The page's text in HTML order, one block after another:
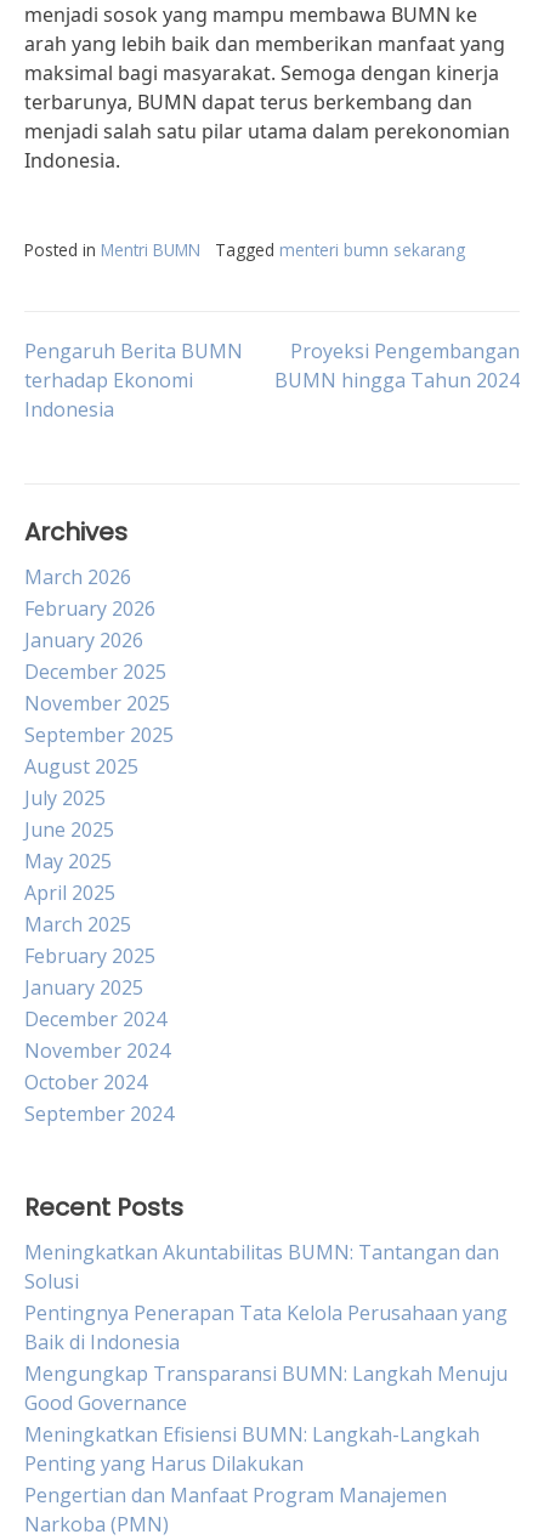
menjadi sosok yang mampu membawa BUMN ke
arah yang lebih baik dan memberikan manfaat yang
maksimal bagi masyarakat. Semoga dengan kinerja
terbarunya, BUMN dapat terus berkembang dan
menjadi salah satu pilar utama dalam perekonomian
Indonesia.
Posted in Mentri BUMN Tagged menteri bumn sekarang
Post
navigation
Pengaruh Berita BUMN
terhadap Ekonomi
Indonesia
Proyeksi Pengembangan
BUMN hingga Tahun 2024
Archives
March 2026
February 2026
January 2026
December 2025
November 2025
September 2025
August 2025
July 2025
June 2025
May 2025
April 2025
March 2025
February 2025
January 2025
December 2024
November 2024
October 2024
September 2024
Recent Posts
Meningkatkan Akuntabilitas BUMN: Tantangan dan
Solusi
Pentingnya Penerapan Tata Kelola Perusahaan yang
Baik di Indonesia
Mengungkap Transparansi BUMN: Langkah Menuju
Good Governance
Meningkatkan Efisiensi BUMN: Langkah-Langkah
Penting yang Harus Dilakukan
Pengertian dan Manfaat Program Manajemen
Narkoba (PMN)